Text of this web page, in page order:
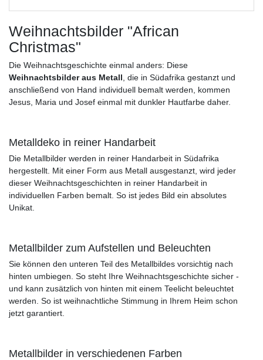
Weihnachtsbilder "African
Christmas"
Die Weihnachtsgeschichte einmal anders: Diese
Weihnachtsbilder aus Metall , die in Südafrika gestanzt und
anschließend von Hand individuell bemalt werden, kommen
Jesus, Maria und Josef einmal mit dunkler Hautfarbe daher.
Metalldeko in reiner Handarbeit
Die Metallbilder werden in reiner Handarbeit in Südafrika
hergestellt. Mit einer Form aus Metall ausgestanzt, wird jeder
dieser Weihnachtsgeschichten in reiner Handarbeit in
individuellen Farben bemalt. So ist jedes Bild ein absolutes
Unikat.
Metallbilder zum Aufstellen und Beleuchten
Sie können den unteren Teil des Metallbildes vorsichtig nach
hinten umbiegen. So steht Ihre Weihnachtsgeschichte sicher -
und kann zusätzlich von hinten mit einem Teelicht beleuchtet
werden. So ist weihnachtliche Stimmung in Ihrem Heim schon
jetzt garantiert.
Metallbilder in verschiedenen Farben